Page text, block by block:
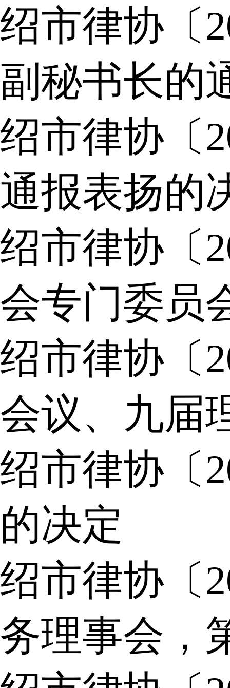
绍市律协〔
副秘书长的
绍市律协〔
通报表扬的
绍市律协〔
会专门委员
绍市律协〔
会议、九届
绍市律协〔
的决定
绍市律协〔
务理事会，